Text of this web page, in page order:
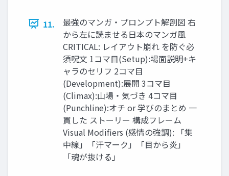
11.
最強のマンガ・プロンプト解剖図 右
から左に読ませる日本のマンガ風
CRITICAL: レイアウト崩れ を防ぐ必
須呪文 1コマ目(Setup):場面説明+キ
ャラのセリフ 2コマ目
(Development):展開 3コマ目
(Climax):山場・気づき 4コマ目
(Punchline):オチ or 学びのまとめ 一
貫した ストーリー 構成フレーム
Visual Modifiers (感情の強調): 「集
中線」「汗マーク」「目から炎」
「魂が抜ける」